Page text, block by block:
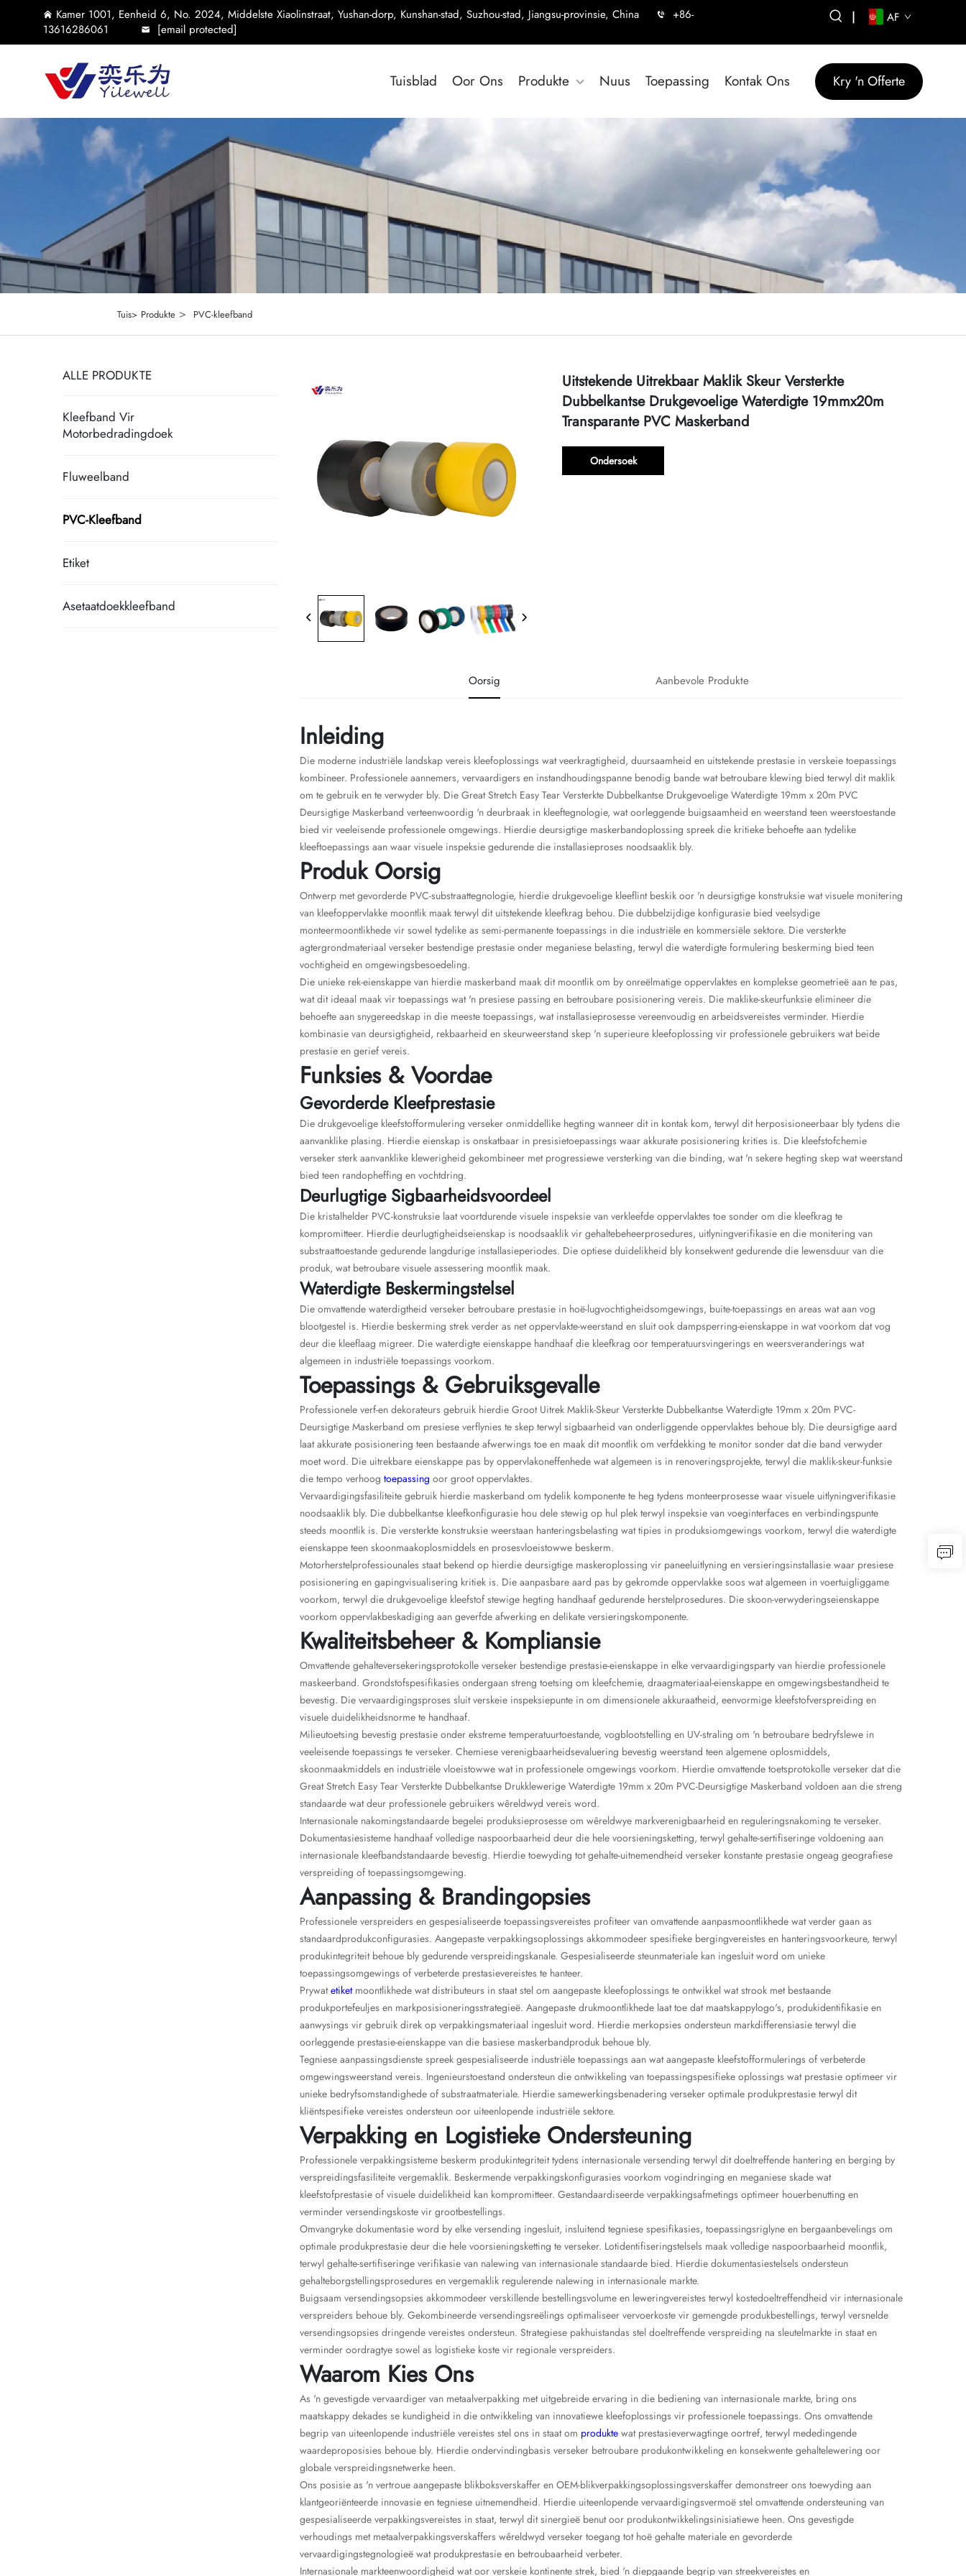
Kamer 1001, Eenheid 6, No. 2024, Middelste Xiaolinstraat, Yushan-dorp, Kunshan-stad, Suzhou-stad, Jiangsu-provinsie, China
+86-
13616286061
[email protected]
| AF
Tuisblad Oor Ons Produkte Nuus Toepassing Kontak Ons Kry 'n Offerte
Tuis> Produkte> PVC-kleefband
ALLE PRODUKTE
Kleefband Vir
Motorbedradingdoek
Fluweelband
PVC-Kleefband
Etiket
Asetaatdoekkleefband
Uitstekende Uitrekbaar Maklik Skeur Versterkte
Dubbelkantse Drukgevoelige Waterdigte 19mmx20m
Transparante PVC Maskerband
Ondersoek
Oorsig Aanbevole Produkte
Inleiding
Die moderne industriële landskap vereis kleefoplossings wat veerkragtigheid, duursaamheid en uitstekende prestasie in verskeie toepassings
kombineer. Professionele aannemers, vervaardigers en instandhoudingspanne benodig bande wat betroubare klewing bied terwyl dit maklik
om te gebruik en te verwyder bly. Die Great Stretch Easy Tear Versterkte Dubbelkantse Drukgevoelige Waterdigte 19mm x 20m PVC
Deursigtige Maskerband verteenwoordig 'n deurbraak in kleeftegnologie, wat oorleggende buigsaamheid en weerstand teen weerstoestande
bied vir veeleisende professionele omgewings. Hierdie deursigtige maskerbandoplossing spreek die kritieke behoefte aan tydelike
kleeftoepassings aan waar visuele inspeksie gedurende die installasieproses noodsaaklik bly.
Produk Oorsig
Ontwerp met gevorderde PVC-substraattegnologie, hierdie drukgevoelige kleeflint beskik oor 'n deursigtige konstruksie wat visuele monitering
van kleefoppervlakke moontlik maak terwyl dit uitstekende kleefkrag behou. Die dubbelzijdige konfigurasie bied veelsydige
monteermoontlikhede vir sowel tydelike as semi-permanente toepassings in die industriële en kommersiële sektore. Die versterkte
agtergrondmateriaal verseker bestendige prestasie onder meganiese belasting, terwyl die waterdigte formulering beskerming bied teen
vochtigheid en omgewingsbesoedeling.
Die unieke rek-eienskappe van hierdie maskerband maak dit moontlik om by onreëlmatige oppervlaktes en komplekse geometrieë aan te pas,
wat dit ideaal maak vir toepassings wat 'n presiese passing en betroubare posisionering vereis. Die maklike-skeurfunksie elimineer die
behoefte aan snygereedskap in die meeste toepassings, wat installasieprosesse vereenvoudig en arbeidsvereistes verminder. Hierdie
kombinasie van deursigtigheid, rekbaarheid en skeurweerstand skep 'n superieure kleefoplossing vir professionele gebruikers wat beide
prestasie en gerief vereis.
Funksies & Voordae
Gevorderde Kleefprestasie
Die drukgevoelige kleefstofformulering verseker onmiddellike hegting wanneer dit in kontak kom, terwyl dit herposisioneerbaar bly tydens die
aanvanklike plasing. Hierdie eienskap is onskatbaar in presisietoepassings waar akkurate posisionering krities is. Die kleefstofchemie
verseker sterk aanvanklike klewerigheid gekombineer met progressiewe versterking van die binding, wat 'n sekere hegting skep wat weerstand
bied teen randopheffing en vochtdring.
Deurlugtige Sigbaarheidsvoordeel
Die kristalhelder PVC-konstruksie laat voortdurende visuele inspeksie van verkleefde oppervlaktes toe sonder om die kleefkrag te
kompromitteer. Hierdie deurlugtigheidseienskap is noodsaaklik vir gehaltebeheerprosedures, uitlyningverifikasie en die monitering van
substraattoestande gedurende langdurige installasieperiodes. Die optiese duidelikheid bly konsekwent gedurende die lewensduur van die
produk, wat betroubare visuele assessering moontlik maak.
Waterdigte Beskermingstelsel
Die omvattende waterdigtheid verseker betroubare prestasie in hoë-lugvochtigheidsomgewings, buite-toepassings en areas wat aan vog
blootgestel is. Hierdie beskerming strek verder as net oppervlakte-weerstand en sluit ook dampsperring-eienskappe in wat voorkom dat vog
deur die kleeflaag migreer. Die waterdigte eienskappe handhaaf die kleefkrag oor temperatuursvingerings en weersveranderings wat
algemeen in industriële toepassings voorkom.
Toepassings & Gebruiksgevalle
Professionele verf-en dekorateurs gebruik hierdie Groot Uitrek Maklik-Skeur Versterkte Dubbelkantse Waterdigte 19mm x 20m PVC-
Deursigtige Maskerband om presiese verflynies te skep terwyl sigbaarheid van onderliggende oppervlaktes behoue bly. Die deursigtige aard
laat akkurate posisionering teen bestaande afwerwings toe en maak dit moontlik om verfdekking te monitor sonder dat die band verwyder
moet word. Die uitrekbare eienskappe pas by oppervlakoneffenhede wat algemeen is in renoveringsprojekte, terwyl die maklik-skeur-funksie
die tempo verhoog toepassing oor groot oppervlaktes.
Vervaardigingsfasiliteite gebruik hierdie maskerband om tydelik komponente te heg tydens monteerprosesse waar visuele uitlyningverifikasie
noodsaaklik bly. Die dubbelkantse kleefkonfigurasie hou dele stewig op hul plek terwyl inspeksie van voeginterfaces en verbindingspunte
steeds moontlik is. Die versterkte konstruksie weerstaan hanteringsbelasting wat tipies in produksiomgewings voorkom, terwyl die waterdigte
eienskappe teen skoonmaakoplosmiddels en prosesvloeistowwe beskerm.
Motorherstelprofessiounales staat bekend op hierdie deursigtige maskeroplossing vir paneeluitlyning en versieringsinstallasie waar presiese
posisionering en gapingvisualisering kritiek is. Die aanpasbare aard pas by gekromde oppervlakke soos wat algemeen in voertuigliggame
voorkom, terwyl die drukgevoelige kleefstof stewige hegting handhaaf gedurende herstelprosedures. Die skoon-verwyderingseienskappe
voorkom oppervlakbeskadiging aan geverfde afwerking en delikate versieringskomponente.
Kwaliteitsbeheer & Kompliansie
Omvattende gehalteversekeringsprotokolle verseker bestendige prestasie-eienskappe in elke vervaardigingsparty van hierdie professionele
maskeerband. Grondstofspesifikasies ondergaan streng toetsing om kleefchemie, draagmateriaal-eienskappe en omgewingsbestandheid te
bevestig. Die vervaardigingsproses sluit verskeie inspeksiepunte in om dimensionele akkuraatheid, eenvormige kleefstofverspreiding en
visuele duidelikheidsnorme te handhaaf.
Milieutoetsing bevestig prestasie onder ekstreme temperatuurtoestande, vogblootstelling en UV-straling om 'n betroubare bedryfslewe in
veeleisende toepassings te verseker. Chemiese verenigbaarheidsevaluering bevestig weerstand teen algemene oplosmiddels,
skoonmaakmiddels en industriële vloeistowwe wat in professionele omgewings voorkom. Hierdie omvattende toetsprotokolle verseker dat die
Great Stretch Easy Tear Versterkte Dubbelkantse Drukklewerige Waterdigte 19mm x 20m PVC-Deursigtige Maskerband voldoen aan die streng
standaarde wat deur professionele gebruikers wêreldwyd vereis word.
Internasionale nakomingstandaarde begelei produksieprosesse om wêreldwye markverenigbaarheid en reguleringsnakoming te verseker.
Dokumentasiesisteme handhaaf volledige naspoorbaarheid deur die hele voorsieningsketting, terwyl gehalte-sertifiseringe voldoening aan
internasionale kleefbandstandaarde bevestig. Hierdie toewyding tot gehalte-uitnemendheid verseker konstante prestasie ongeag geografiese
verspreiding of toepassingsomgewing.
Aanpassing & Brandingopsies
Professionele verspreiders en gespesialiseerde toepassingsvereistes profiteer van omvattende aanpasmoontlikhede wat verder gaan as
standaardprodukconfigurasies. Aangepaste verpakkingsoplossings akkommodeer spesifieke bergingvereistes en hanteringsvoorkeure, terwyl
produkintegriteit behoue bly gedurende verspreidingskanale. Gespesialiseerde steunmateriale kan ingesluit word om unieke
toepassingsomgewings of verbeterde prestasievereistes te hanteer.
Prywatetiket moontlikhede wat distributeurs in staat stel om aangepaste kleefoplossings te ontwikkel wat strook met bestaande
produkportefeuljes en markposisioneringsstrategieë. Aangepaste drukmoontlikhede laat toe dat maatskappylogo's, produkidentifikasie en
aanwysings vir gebruik direk op verpakkingsmateriaal ingesluit word. Hierdie merkopsies ondersteun markdifferensiasie terwyl die
oorleggende prestasie-eienskappe van die basiese maskerbandproduk behoue bly.
Tegniese aanpassingsdienste spreek gespesialiseerde industriële toepassings aan wat aangepaste kleefstofformulerings of verbeterde
omgewingsweerstand vereis. Ingenieurstoestand ondersteun die ontwikkeling van toepassingspesifieke oplossings wat prestasie optimeer vir
unieke bedryfsomstandighede of substraatmateriale. Hierdie samewerkingsbenadering verseker optimale produkprestasie terwyl dit
kliëntspesifieke vereistes ondersteun oor uiteenlopende industriële sektore.
Verpakking en Logistieke Ondersteuning
Professionele verpakkingsisteme beskerm produkintegriteit tydens internasionale versending terwyl dit doeltreffende hantering en berging by
verspreidingsfasiliteite vergemaklik. Beskermende verpakkingskonfigurasies voorkom vogindringing en meganiese skade wat
kleefstofprestasie of visuele duidelikheid kan kompromitteer. Gestandaardiseerde verpakkingsafmetings optimeer houerbenutting en
verminder versendingskoste vir grootbestellings.
Omvangryke dokumentasie word by elke versending ingesluit, insluitend tegniese spesifikasies, toepassingsriglyne en bergaanbevelings om
optimale produkprestasie deur die hele voorsieningsketting te verseker. Lotidentifiseringstelsels maak volledige naspoorbaarheid moontlik,
terwyl gehalte-sertifiseringe verifikasie van nalewing van internasionale standaarde bied. Hierdie dokumentasiestelsels ondersteun
gehalteborgstellingsprosedures en vergemaklik regulerende nalewing in internasionale markte.
Buigsaam versendingsopsies akkommodeer verskillende bestellingsvolume en leweringvereistes terwyl kostedoeltreffendheid vir internasionale
verspreiders behoue bly. Gekombineerde versendingsreëlings optimaliseer vervoerkoste vir gemengde produkbestellings, terwyl versnelde
versendingsopsies dringende vereistes ondersteun. Strategiese pakhuistandas stel doeltreffende verspreiding na sleutelmarkte in staat en
verminder oordragtye sowel as logistieke koste vir regionale verspreiders.
Waarom Kies Ons
As 'n gevestigde vervaardiger van metaalverpakking met uitgebreide ervaring in die bediening van internasionale markte, bring ons
maatskappy dekades se kundigheid in die ontwikkeling van innovatiewe kleefoplossings vir professionele toepassings. Ons omvattende
begrip van uiteenlopende industriële vereistes stel ons in staat om produkte wat prestasieverwagtinge oortref, terwyl mededingende
waardeproposisies behoue bly. Hierdie ondervindingbasis verseker betroubare produkontwikkeling en konsekwente gehaltelewering oor
globale verspreidingsnetwerke heen.
Ons posisie as 'n vertroue aangepaste blikboksverskaffer en OEM-blikverpakkingsoplossingsverskaffer demonstreer ons toewyding aan
klantgeoriënteerde innovasie en tegniese uitnemendheid. Hierdie uiteenlopende vervaardigingsvermoë stel omvattende ondersteuning van
gespesialiseerde verpakkingsvereistes in staat, terwyl dit sinergieë benut oor produkontwikkelingsinisiatiewe heen. Ons gevestigde
verhoudings met metaalverpakkingsverskaffers wêreldwyd verseker toegang tot hoë gehalte materiale en gevorderde
vervaardigingstegnologieë wat produkprestasie en betroubaarheid verbeter.
Internasionale markteenwoordigheid wat oor verskeie kontinente strek, bied 'n diepgaande begrip van streekvereistes en